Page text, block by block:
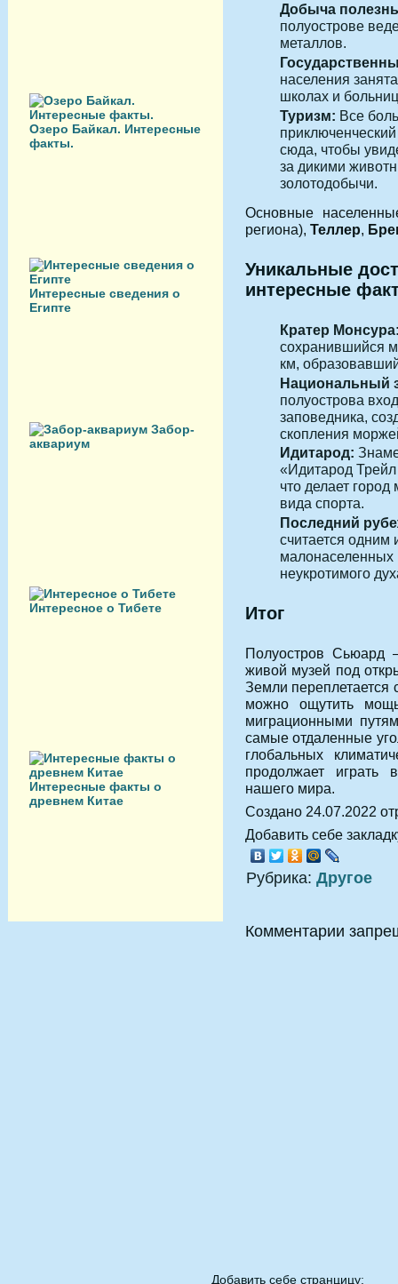
Озеро Байкал. Интересные
факты.
Интересные сведения о
Египте
Забор-
аквариум
Интересное о Тибете
Интересные факты о
древнем Китае
Добыча
полуострове
металлов.
населения
школах и
Туризм: Все
сюда, чтобы
за дикими
золотодобычи.
Основные
региона), Теллер,
Уникальные
интересные
Кратер
сохранившийся
км,
Национальный
полуострова
заповедника,
скопления
Идитарод:
«Идитарод
что делает
вида спорта.
Последний
считается одним
малонаселенных
неукротимого
Итог
Полуостров Сьюард
живой музей под
Земли переплетается
можно ощутить
миграционными
самые отдаленные
глобальных
продолжает
нашего мира.
Создано 24.07.2022
Добавить себе
Рубрика: Другое
Комментарии
Добавить себе странцицу: